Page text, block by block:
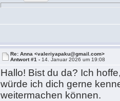
Re: Anna <valeriyapaku@gmail.com>
Antwort #1 - 14. Januar 2026 um 19:08
Hallo! Bist du da? Ich
würde ich dich gerne
weitermachen können.